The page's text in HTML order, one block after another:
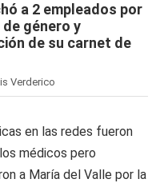
a 2 empleados por
género y
de su carnet de
Verderico
en las redes fueron
médicos pero
a María del Valle por la